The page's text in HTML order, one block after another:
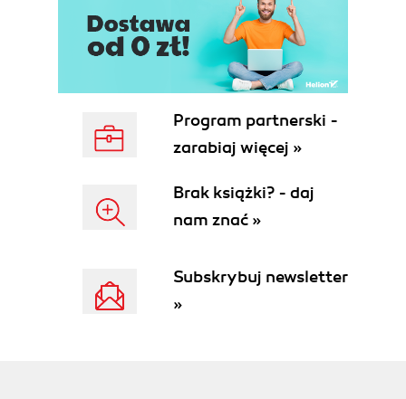
Program partnerski -
zarabiaj więcej »
Brak książki? - daj
nam znać »
Subskrybuj newsletter
»